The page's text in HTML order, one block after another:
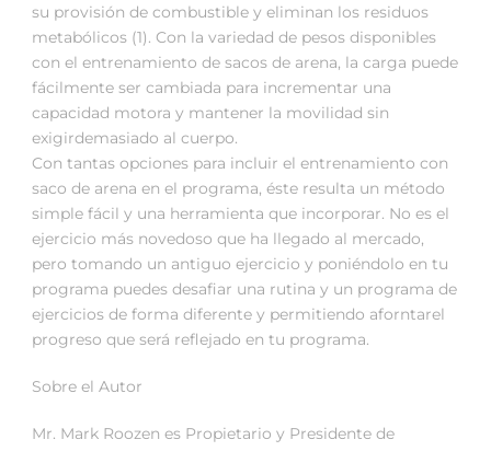
su provisión de combustible y eliminan los residuos
metabólicos (1). Con la variedad de pesos disponibles
con el entrenamiento de sacos de arena, la carga puede
fácilmente ser cambiada para incrementar una
capacidad motora y mantener la movilidad sin
exigirdemasiado al cuerpo.
Con tantas opciones para incluir el entrenamiento con
saco de arena en el programa, éste resulta un método
simple fácil y una herramienta que incorporar. No es el
ejercicio más novedoso que ha llegado al mercado,
pero tomando un antiguo ejercicio y poniéndolo en tu
programa puedes desafiar una rutina y un programa de
ejercicios de forma diferente y permitiendo aforntarel
progreso que será reflejado en tu programa.
Sobre el Autor
Mr. Mark Roozen es Propietario y Presidente de